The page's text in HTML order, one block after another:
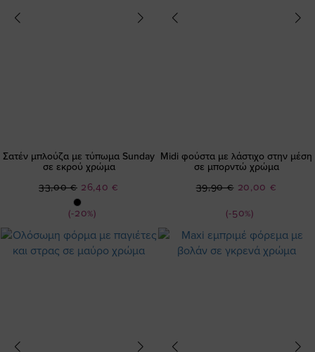
Σατέν μπλούζα με τύπωμα Sunday
σε εκρού χρώμα
(-20%)
Ειδική
Τιμή
26,40 €
33,00 €
Midi φούστα με λάστιχο στην μέση
σε μπορντώ χρώμα
(-50%)
Ειδική
20,00 €
39,90 €